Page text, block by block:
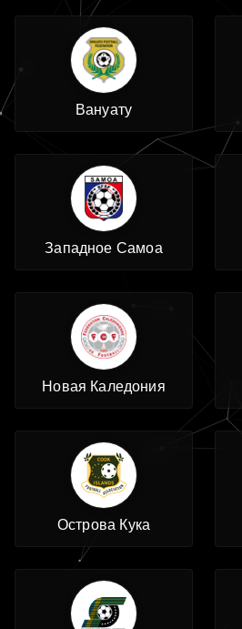
Вануату
Западное Самоа
Новая Каледония
Острова Кука